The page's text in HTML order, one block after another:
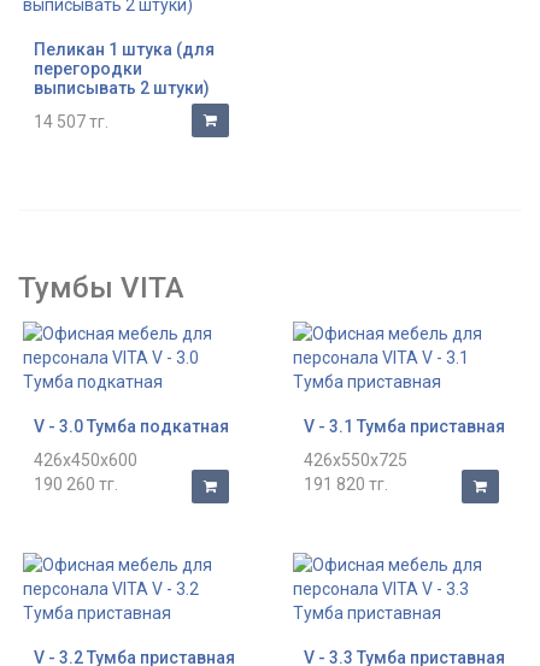
Пеликан 1 штука (для
перегородки
выписывать 2 штуки)
14 507 тг.
Тумбы VITA
V - 3.0 Тумба подкатная
426x450x600
190 260 тг.
V - 3.1 Тумба приставная
426x550x725
191 820 тг.
V - 3.2 Тумба приставная V - 3.3 Тумба приставная